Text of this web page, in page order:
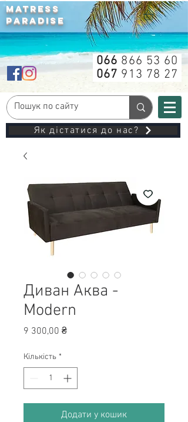
MATRESS
PARADISE
066 866 53 60
067 913 78 27
Як дістатися до нас?
Диван Аква -
Modern
9 300,00 ₴Ціна
Кількість *
Додати у кошик